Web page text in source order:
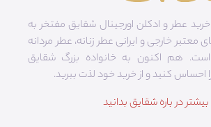
خرید عطر و ادکلن اورجینال شقایق مفتخر به
خارجی و ایرانی عطر زنانه، عطر مردانه
هم‌ اکنون به خانواده بزرگ شقایق
احساس کنید و از خرید خود لذت ببرید.
بیشتر در باره شقایق بدانید